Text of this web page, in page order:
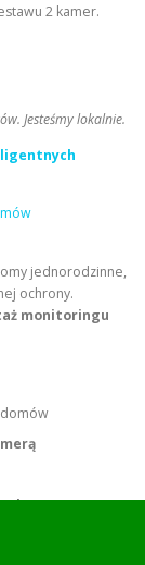
2 kamer.
Jesteśmy lokalnie.
jednorodzinne,
ochrony.
monitoringu